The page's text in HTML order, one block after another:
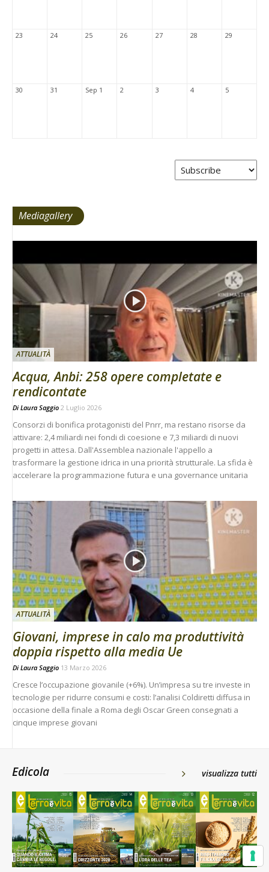
23 24 25 26 27 28 29
30 31 Sep 1 2 3 4 5
Mediagallery
ATTUALITÀ
Acqua, Anbi: 258 opere completate e
rendicontate
Di Laura Saggio 2 Luglio 2026
Consorzi di bonifica protagonisti del Pnrr, ma restano risorse da
attivare: 2,4 miliardi nei fondi di coesione e 7,3 miliardi di nuovi
progetti in attesa. Dall'Assemblea nazionale l'appello a
trasformare la gestione idrica in una priorità strutturale. La sfida è
accelerare la programmazione futura e una governance unitaria
ATTUALITÀ
Giovani, imprese in calo ma produttività
doppia rispetto alla media Ue
Di Laura Saggio 13 Marzo 2026
Cresce l’occupazione giovanile (+6%). Un’impresa su tre investe in
tecnologie per ridurre consumi e costi: l’analisi Coldiretti diffusa in
occasione della finale a Roma degli Oscar Green consegnati a
cinque imprese giovani
Edicola visualizza tutti